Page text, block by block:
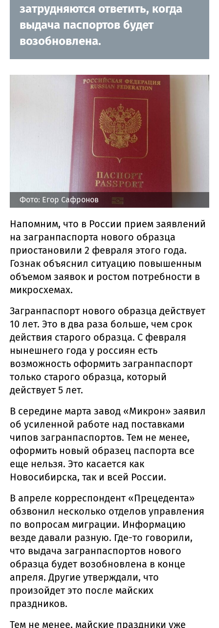
затрудняются ответить, когда
выдача паспортов будет
возобновлена.
Фото: Егор Сафронов
Напомним, что в России прием заявлений
на загранпаспорта нового образца
приостановили 2 февраля этого года.
Гознак объяснил ситуацию повышенным
объемом заявок и ростом потребности в
микросхемах.
Загранпаспорт нового образца действует
10 лет. Это в два раза больше, чем срок
действия старого образца. С февраля
нынешнего года у россиян есть
возможность оформить загранпаспорт
только старого образца, который
действует 5 лет.
В середине марта завод «Микрон» заявил
об усиленной работе над поставками
чипов загранпаспортов. Тем не менее,
оформить новый образец паспорта все
еще нельзя. Это касается как
Новосибирска, так и всей России.
В апреле корреспондент «Прецедента»
обзвонил несколько отделов управления
по вопросам миграции. Информацию
везде давали разную. Где-то говорили,
что выдача загранпаспортов нового
образца будет возобновлена в конце
апреля. Другие утверждали, что
произойдет это после майских
праздников.
Тем не менее, майские праздники уже